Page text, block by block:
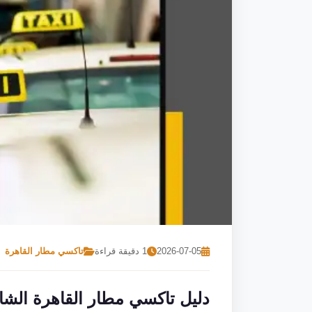
2026-07-05 1 دقيقة قراءة تاكسي مطار القاهرة
دليل تاكسي مطار القاهرة